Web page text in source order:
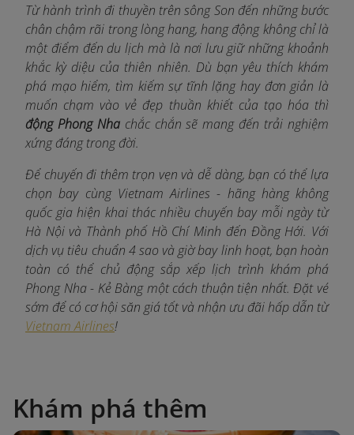
Từ hành trình đi thuyền trên sông Son đến những bước
chân chậm rãi trong lòng hang, hang động không chỉ là
một điểm đến du lịch mà là nơi lưu giữ những khoảnh
khắc kỳ diệu của thiên nhiên. Dù bạn yêu thích khám
phá mạo hiểm, tìm kiếm sự tĩnh lặng hay đơn giản là
muốn chạm vào vẻ đẹp thuần khiết của tạo hóa thì
động Phong Nha chắc chắn sẽ mang đến trải nghiệm
xứng đáng trong đời.
Để chuyến đi thêm trọn vẹn và dễ dàng, bạn có thể lựa
chọn bay cùng Vietnam Airlines - hãng hàng không
quốc gia hiện khai thác nhiều chuyến bay mỗi ngày từ
Hà Nội và Thành phố Hồ Chí Minh đến Đồng Hới. Với
dịch vụ tiêu chuẩn 4 sao và giờ bay linh hoạt, bạn hoàn
toàn có thể chủ động sắp xếp lịch trình khám phá
Phong Nha - Kẻ Bàng một cách thuận tiện nhất. Đặt vé
sớm để có cơ hội săn giá tốt và nhận ưu đãi hấp dẫn từ
Vietnam Airlines!
Khám phá thêm